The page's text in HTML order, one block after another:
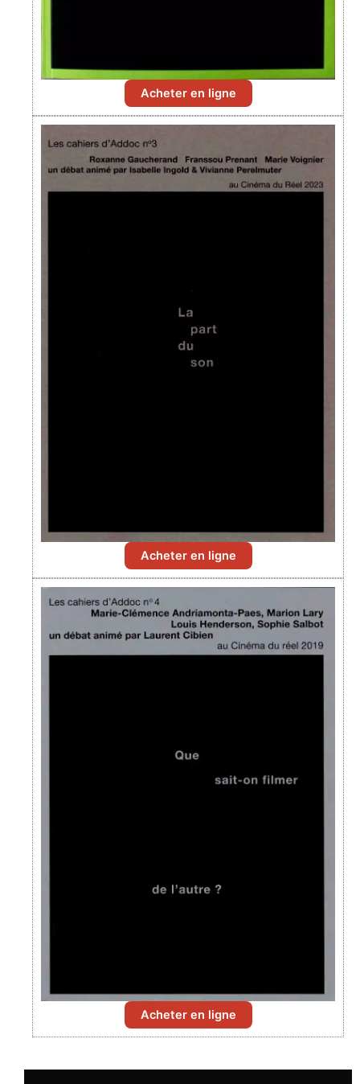
Acheter en ligne
Acheter en ligne
Acheter en ligne